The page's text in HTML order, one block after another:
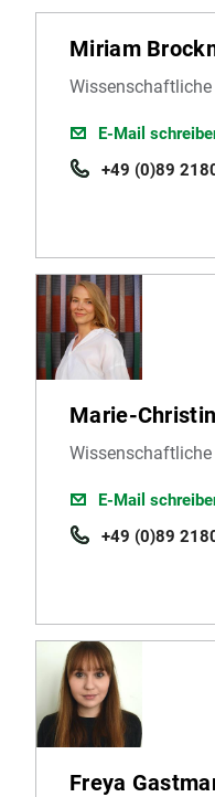
Miriam
E-Mail
+49 (0)89
Marie-
E-Mail
+49 (0)89
Freya